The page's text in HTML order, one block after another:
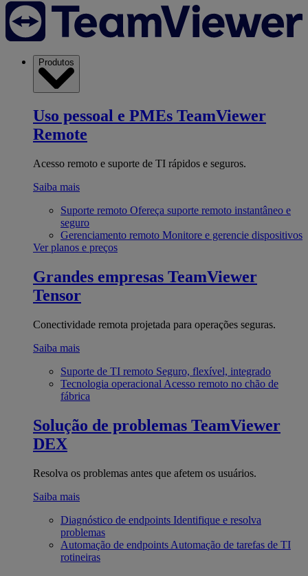
Produtos
Uso pessoal e PMEs TeamViewer
Remote
Acesso remoto e suporte de TI rápidos e seguros.
Saiba mais
Suporte remoto Ofereça suporte remoto instantâneo e
seguro
Gerenciamento remoto Monitore e gerencie dispositivos
Ver planos e preços
Grandes empresas TeamViewer
Tensor
Conectividade remota projetada para operações seguras.
Saiba mais
Suporte de TI remoto Seguro, flexível, integrado
Tecnologia operacional Acesso remoto no chão de
fábrica
Solução de problemas TeamViewer
DEX
Resolva os problemas antes que afetem os usuários.
Saiba mais
Diagnóstico de endpoints Identifique e resolva
problemas
Automação de endpoints Automação de tarefas de TI
rotineiras